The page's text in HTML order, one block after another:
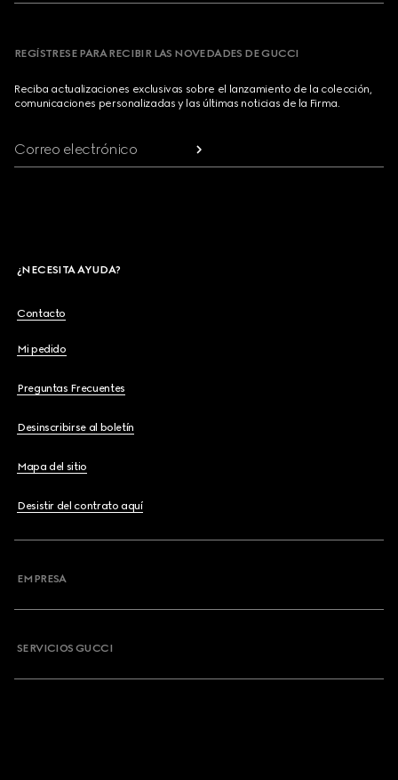
REGÍSTRESE PARA RECIBIR LAS NOVEDADES DE GUCCI
Reciba actualizaciones exclusivas sobre el lanzamiento de la colección,
comunicaciones personalizadas y las últimas noticias de la Firma.
Correo electrónico
¿NECESITA AYUDA?
Contacto
Mi pedido
Preguntas Frecuentes
Desinscribirse al boletín
Mapa del sitio
Desistir del contrato aquí
EMPRESA
SERVICIOS GUCCI